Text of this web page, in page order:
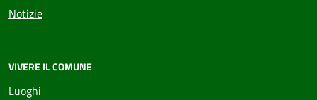
Notizie
VIVERE IL COMUNE
Luoghi